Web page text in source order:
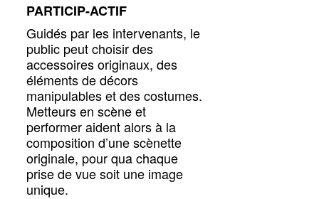
PARTICIP-ACTIF
Guidés par les intervenants, le
public peut choisir des
accessoires originaux, des
éléments de décors
manipulables et des costumes.
Metteurs en scène et
performer aident alors à la
composition d’une scènette
originale, pour qua chaque
prise de vue soit une image
unique.